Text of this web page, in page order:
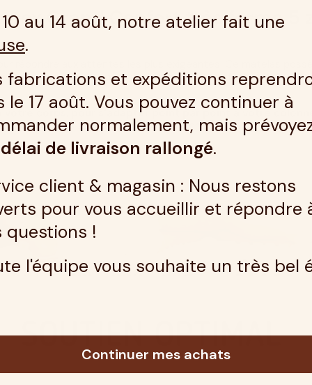
Grand Confort très ferme
répondre aux attentes les plus exigeantes. Ce matelas
de la densité de votre matelas grand confort en latex.
corps, pour s'adapter point par point à votre
grâce à ses zones de confort différencié. L'élasticité du
au 14 août, notre atelier fait une
.
fabrications et expéditions
le 17 août. Vous pouvez continuer à
normalement, mais
délai de livraison rallongé.
client & magasin : Nous restons
pour vous accueillir et répondre
questions !
l'équipe vous souhaite un très bel
Continuer mes achats